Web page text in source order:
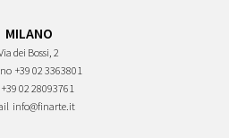
MILANO
dei Bossi, 2
+39 02 3363801
+39 02 28093761
info@finarte.it